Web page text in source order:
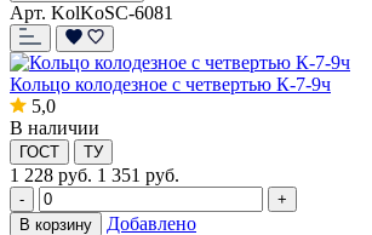
Арт. KolKoSC-6081
Кольцо колодезное с четвертью К-7-9ч
5,0
В наличии
ГОСТ ТУ
1 228 руб. 1 351 руб.
-
+
В корзину
Добавлено